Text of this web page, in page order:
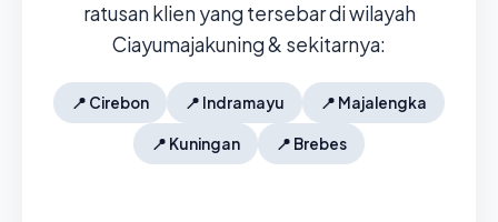
ratusan klien yang tersebar di wilayah
Ciayumajakuning & sekitarnya:
📍 Cirebon 📍 Indramayu 📍 Majalengka
📍 Kuningan 📍 Brebes